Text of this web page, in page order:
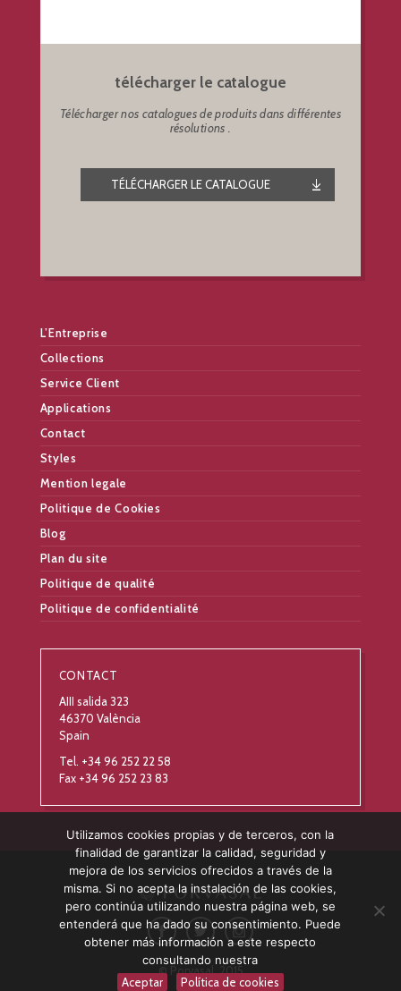
télécharger le catalogue
Télécharger nos catalogues de produits dans différentes
résolutions .
TÉLÉCHARGER LE CATALOGUE
L’Entreprise
Collections
Service Client
Applications
Contact
Styles
Mention legale
Politique de Cookies
Blog
Plan du site
Politique de qualité
Politique de confidentialité
CONTACT
AIII salida 323
46370 València
Spain
Tel. +34 96 252 22 58
Fax +34 96 252 23 83
© Porvasal, 2015
Utilizamos cookies propias y de terceros, con la
finalidad de garantizar la calidad, seguridad y
mejora de los servicios ofrecidos a través de la
misma. Si no acepta la instalación de las cookies,
pero continúa utilizando nuestra página web, se
entenderá que ha dado su consentimiento. Puede
obtener más información a este respecto
consultando nuestra
Aceptar
Política de cookies